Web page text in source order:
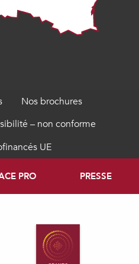
Nos brochures
– non conforme
UE
PRO PRESSE